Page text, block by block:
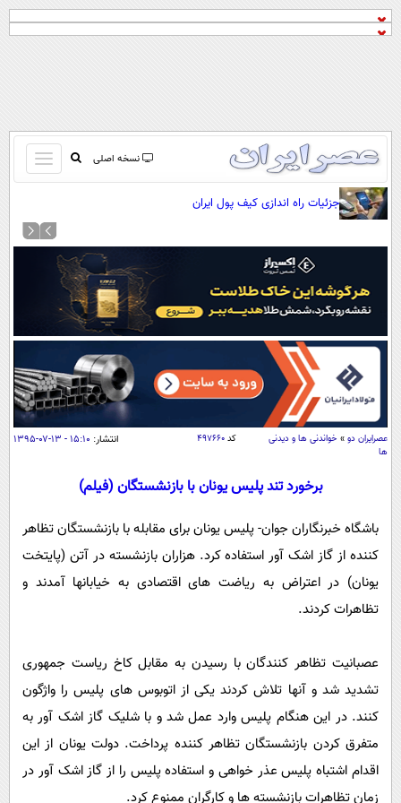
نسخه اصلی
باز
و
کردن
صفحه اول
آرشیو
نظرسنجی
آب و هوا
اوقات شرعی
سواد زندگی
اقتصاد
اجتماعی
حوادث
سلامت
سفر و تفریح
ورزشی
بین الملل
سیاست خارجی
فرهنگ و هنر
علم و دانش
اخبار کریپتو
سرگرمی
باشگاه مغز
مجله تصویری سلاح
فیلم
اقتصاد
ورزش
سیاست
عصر ایران 2
خواندنی ها و دیدنی ها
داستان کوتاه
آموزش زبان
جزئیات راه اندازی کیف پول ایران
عصرايران دو » خواندنی ها و دیدنی
ها
کد۴۹۷۶۶۰ انتشار: ۱۵:۱۰ - ۱۳-۰۷-۱۳۹۵
برخورد تند پلیس يونان با بازنشستگان (فیلم)
باشگاه خبرنگاران جوان- پليس يونان برای مقابله با بازنشستگان تظاهر
کننده از گاز اشک آور استفاده کرد. هزاران بازنشسته در آتن (پايتخت
يونان) در اعتراض به رياضت های اقتصادی به خيابانها آمدند و
تظاهرات کردند.
عصبانيت تظاهر کنندگان با رسيدن به مقابل کاخ رياست جمهوری
تشديد شد و آنها تلاش کردند يکی از اتوبوس های پليس را واژگون
کنند. در اين هنگام پليس وارد عمل شد و با شليک گاز اشک آور به
متفرق کردن بازنشستگان تظاهر کننده پرداخت. دولت يونان از اين
اقدام اشتباه پليس عذر خواهی و استفاده پليس را از گاز اشک آور در
زمان تظاهرات بازنشسته ها و کارگران ممنوع کرد.